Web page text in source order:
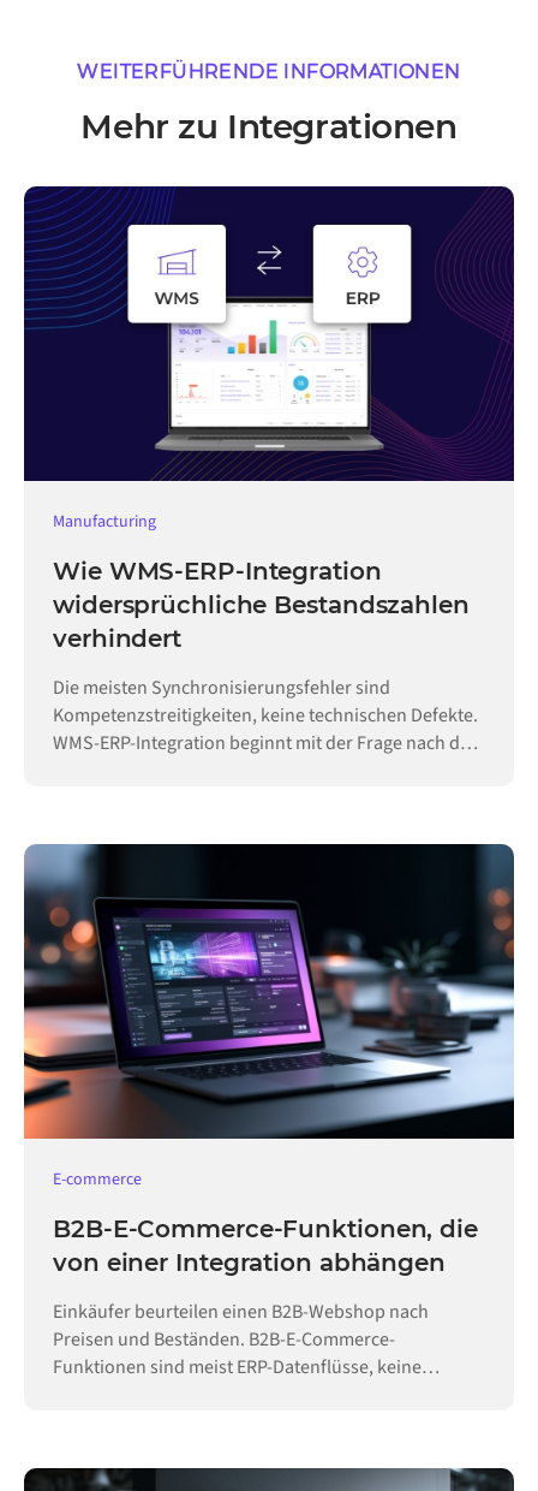
WEITERFÜHRENDE INFORMATIONEN
Mehr zu Integrationen
Manufacturing
Wie WMS-ERP-Integration
widersprüchliche Bestandszahlen
verhindert
Die meisten Synchronisierungsfehler sind
Kompetenzstreitigkeiten, keine technischen Defekte.
WMS-ERP-Integration beginnt mit der Frage nach der
E-commerce
B2B-E-Commerce-Funktionen, die
von einer Integration abhängen
Einkäufer beurteilen einen B2B-Webshop nach
Preisen und Beständen. B2B-E-Commerce-
Funktionen sind meist ERP-Datenflüsse, keine